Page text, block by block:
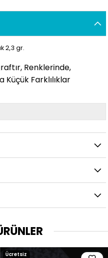
2,3 gr.
Renklerinde,
Küçük Farklılıklar
Ücretsiz